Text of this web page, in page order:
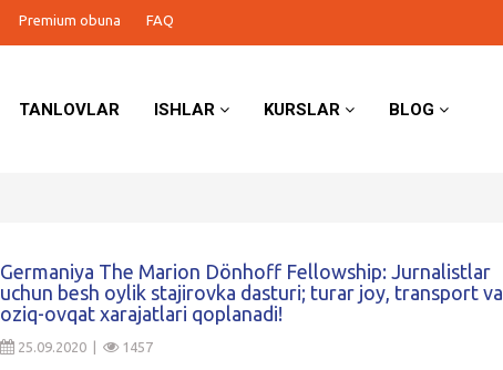
Premium obuna FAQ
TANLOVLAR ISHLAR KURSLAR BLOG
Germaniya The Marion Dönhoff Fellowship: Jurnalistlar
uchun besh oylik stajirovka dasturi; turar joy, transport va
oziq-ovqat xarajatlari qoplanadi!
25.09.2020 | 1457